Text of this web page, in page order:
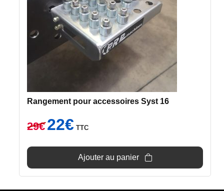
Rangement pour accessoires Syst 16
29€
Le
prix
22€prix
est :
TTC
Ajouter au panier